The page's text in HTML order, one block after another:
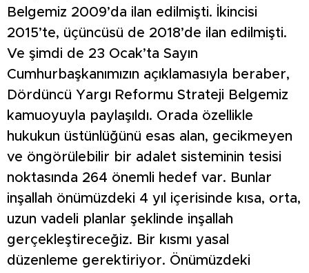
Belgemiz 2009’da ilan edilmişti. İkincisi
2015’te, üçüncüsü de 2018’de ilan edilmişti.
Ve şimdi de 23 Ocak’ta Sayın
Cumhurbaşkanımızın açıklamasıyla beraber,
Dördüncü Yargı Reformu Strateji Belgemiz
kamuoyuyla paylaşıldı. Orada özellikle
hukukun üstünlüğünü esas alan, gecikmeyen
ve öngörülebilir bir adalet sisteminin tesisi
noktasında 264 önemli hedef var. Bunlar
inşallah önümüzdeki 4 yıl içerisinde kısa, orta,
uzun vadeli planlar şeklinde inşallah
gerçekleştireceğiz. Bir kısmı yasal
düzenleme gerektiriyor. Önümüzdeki